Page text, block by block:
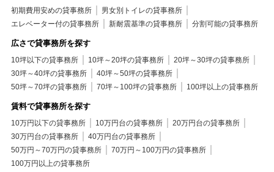
初期費用安めの貸事務所
男女別トイレの貸事務所
エレベーター付の貸事務所
新耐震基準の貸事務所 分割可能の貸事務所
広さで貸事務所を探す
10坪以下の貸事務所 10坪～20坪の貸事務所
20坪～30坪の貸事務所
30坪～40坪の貸事務所
40坪～50坪の貸事務所
50坪～70坪の貸事務所
70坪～100坪の貸事務所 100坪以上の貸事務所
賃料で貸事務所を探す
10万円以下の貸事務所 10万円台の貸事務所
20万円台の貸事務所
30万円台の貸事務所
40万円台の貸事務所
50万円～70万円の貸事務所
70万円～100万円の貸事務所
100万円以上の貸事務所